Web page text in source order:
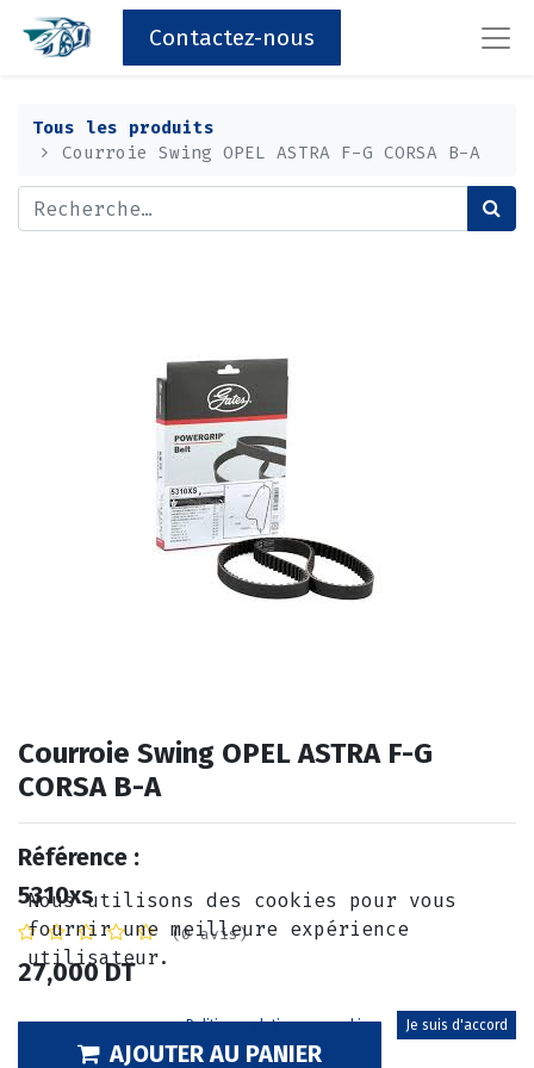
Contactez-nous
Tous les produits
Courroie Swing OPEL ASTRA F-G CORSA B-A
Courroie Swing OPEL ASTRA F-G
CORSA B-A
Référence :
5310xs
(0 avis)
27,000DT
AJOUTER AU PANIER
Nous utilisons des cookies pour vous
fournir une meilleure expérience
utilisateur.
Politique relative aux cookies Je suis d'accord